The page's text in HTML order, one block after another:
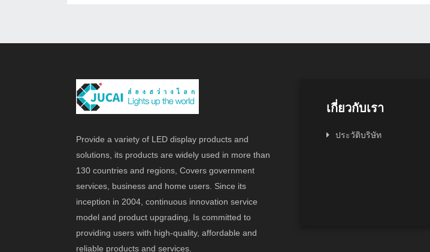
Provide a variety of LED display products and
solutions, its products are widely used in more than
130 countries and regions, Covers government
services, business and home users. Since its
inception in 2004, continuous innovation service
model and product upgrading, Is committed to
providing users with high-quality, affordable and
reliable products and services.
เกี่ยวกับเรา
ประวัติบริษัท